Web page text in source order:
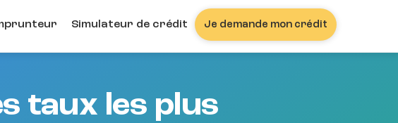
Simulateur de crédit Je demande mon crédit
taux les plus